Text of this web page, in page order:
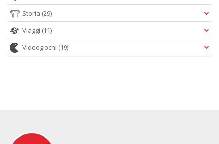
Storia (29)
Viaggi (11)
Videogiochi (19)